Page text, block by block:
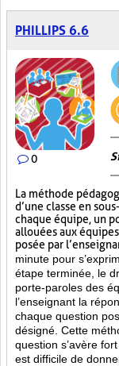
PHILLIPS 6.6
0
La méthode
d’une classe en
chaque équipe, un
allouées aux
posée par
minute pour
étape terminée, le
porte-paroles des
l’enseignant la
chaque question
désigné. Cette
question s’avère
est difficile de